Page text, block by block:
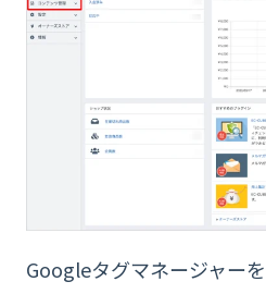
Googleタグマネージャー